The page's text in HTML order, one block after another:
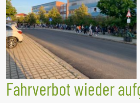
Fahrverbot wieder